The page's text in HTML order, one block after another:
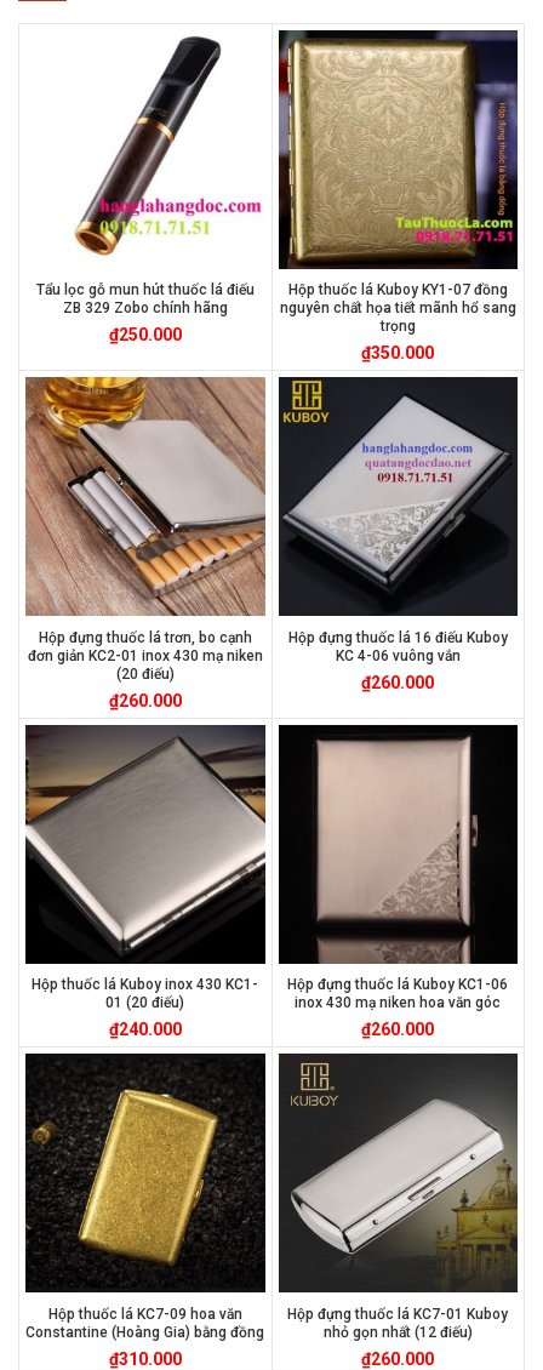
Tẩu lọc gỗ mun hút thuốc lá điếu
ZB 329 Zobo chính hãng
₫250.000
Hộp thuốc lá Kuboy KY1-07 đồng
nguyên chất họa tiết mãnh hổ sang
trọng
₫350.000
Hộp đựng thuốc lá trơn, bo cạnh
đơn giản KC2-01 inox 430 mạ niken
(20 điếu)
₫260.000
Hộp đựng thuốc lá 16 điếu Kuboy
KC 4-06 vuông vắn
₫260.000
Hộp thuốc lá Kuboy inox 430 KC1-
01 (20 điếu)
₫240.000
Hộp đựng thuốc lá Kuboy KC1-06
inox 430 mạ niken hoa văn góc
₫260.000
Hộp thuốc lá KC7-09 hoa văn
Constantine (Hoàng Gia) bằng đồng
₫310.000
Hộp đựng thuốc lá KC7-01 Kuboy
nhỏ gọn nhất (12 điếu)
₫260.000